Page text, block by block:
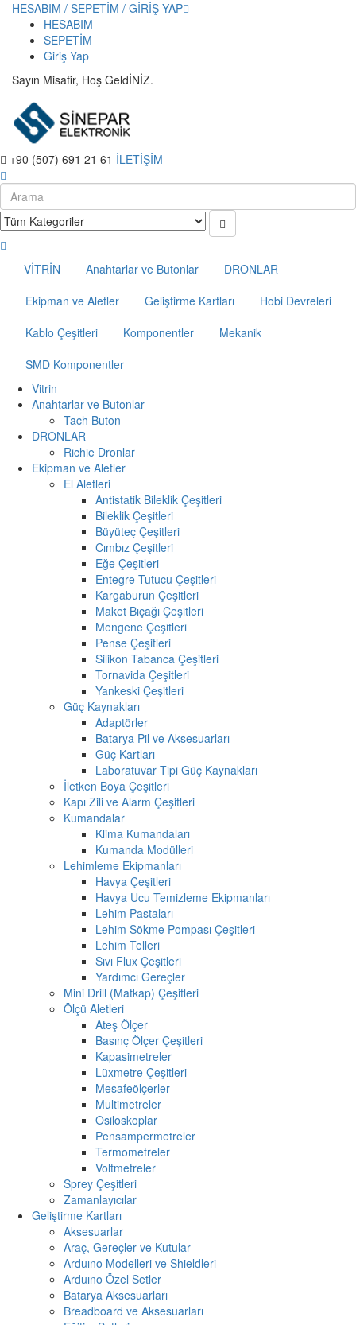
HESABIM / SEPETİM / GİRİŞ YAP
HESABIM
SEPETİM
Giriş Yap
Sayın Misafir, Hoş GeldİNİZ.
+90 (507) 691 21 61 İLETİŞİM
VİTRİN Anahtarlar ve Butonlar
DRONLAR
Ekipman ve Aletler
Geliştirme Kartları
Hobi Devreleri
Kablo Çeşitleri
Komponentler
Mekanik
SMD Komponentler
Vitrin
Anahtarlar ve Butonlar
Tach Buton
DRONLAR
Richie Dronlar
Ekipman ve Aletler
El Aletleri
Antistatik Bileklik Çeşitleri
Bileklik Çeşitleri
Büyüteç Çeşitleri
Cımbız Çeşitleri
Eğe Çeşitleri
Entegre Tutucu Çeşitleri
Kargaburun Çeşitleri
Maket Bıçağı Çeşitleri
Mengene Çeşitleri
Pense Çeşitleri
Silikon Tabanca Çeşitleri
Tornavida Çeşitleri
Yankeski Çeşitleri
Güç Kaynakları
Adaptörler
Batarya Pil ve Aksesuarları
Güç Kartları
Laboratuvar Tipi Güç Kaynakları
İletken Boya Çeşitleri
Kapı Zili ve Alarm Çeşitleri
Kumandalar
Klima Kumandaları
Kumanda Modülleri
Lehimleme Ekipmanları
Havya Çeşitleri
Havya Ucu Temizleme Ekipmanları
Lehim Pastaları
Lehim Sökme Pompası Çeşitleri
Lehim Telleri
Sıvı Flux Çeşitleri
Yardımcı Gereçler
Mini Drill (Matkap) Çeşitleri
Ölçü Aletleri
Ateş Ölçer
Basınç Ölçer Çeşitleri
Kapasimetreler
Lüxmetre Çeşitleri
Mesafeölçerler
Multimetreler
Osiloskoplar
Pensampermetreler
Termometreler
Voltmetreler
Sprey Çeşitleri
Zamanlayıcılar
Geliştirme Kartları
Aksesuarlar
Araç, Gereçler ve Kutular
Arduıno Modelleri ve Shieldleri
Arduıno Özel Setler
Batarya Aksesuarları
Breadboard ve Aksesuarları